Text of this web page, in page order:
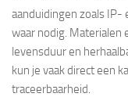
aanduidingen zoals IP-
waar nodig. Materialen
levensduur en
kun je vaak direct een
traceerbaarheid.